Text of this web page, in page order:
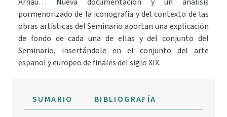
pormenorizado de la iconografía y del contexto de las
obras artísticas del Seminario aportan una explicación
de fondo de cada una de ellas y del conjunto del
Seminario, insertándole en el conjunto del arte
español y europeo de finales del siglo XIX.
SUMARIO BIBLIOGRAFÍA